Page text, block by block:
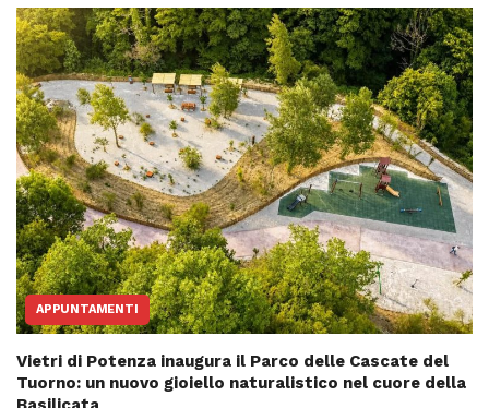
APPUNTAMENTI
Vietri di Potenza inaugura il Parco delle Cascate del
Tuorno: un nuovo gioiello naturalistico nel cuore della